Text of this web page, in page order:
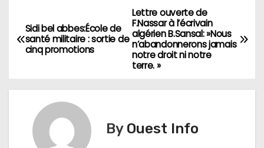
N
a
i
Lettre ouverte de
F.Nassar à l’écrivain
algérien B.Sansal: »Nous
n’abandonnerons jamais
notre droit ni notre
terre. »
Sidi bel abbes:École de
santé militaire : sortie de
cinq promotions
By Ouest Info